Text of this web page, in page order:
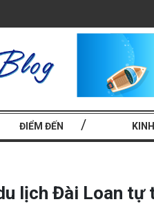
ĐIỂM ĐẾN
lịch Đài Loan tự